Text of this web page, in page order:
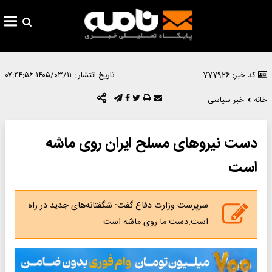
کد خبر: 777926 تاریخ انتشار : ۱۴۰۵/۰۳/۱۱ ۰۷:۲۴:۵۶
خانه
خبر سیاسی
دست نیروهای مسلح ایران روی ماشه
است
سرپرست وزارت دفاع گفت: شگفتانه‌های جدید در راه
است.دست ما روی ماشه است